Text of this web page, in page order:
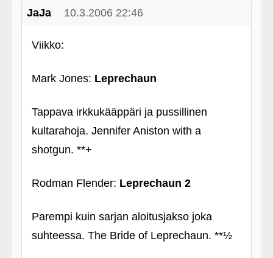
JaJa 10.3.2006 22:46
Viikko:
Mark Jones: Leprechaun
Tappava irkkukääppäri ja pussillinen
kultarahoja. Jennifer Aniston with a
shotgun. **+
Rodman Flender: Leprechaun 2
Parempi kuin sarjan aloitusjakso joka
suhteessa. The Bride of Leprechaun. **½